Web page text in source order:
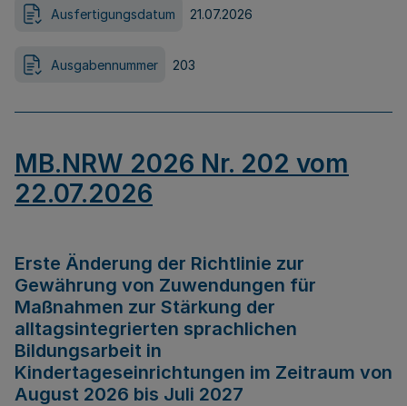
Ausfertigungsdatum 21.07.2026
Ausgabennummer 203
MB.NRW 2026 Nr. 202 vom
22.07.2026
Erste Änderung der Richtlinie zur
Gewährung von Zuwendungen für
Maßnahmen zur Stärkung der
alltagsintegrierten sprachlichen
Bildungsarbeit in
Kindertageseinrichtungen im Zeitraum von
August 2026 bis Juli 2027